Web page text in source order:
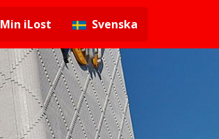
Min iLost Svenska